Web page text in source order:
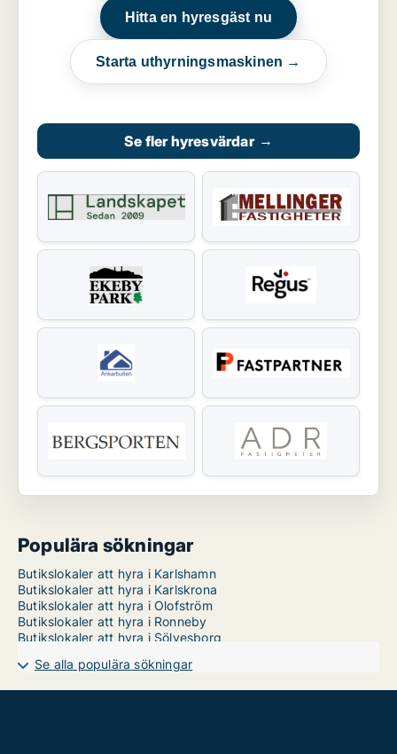
Hitta en hyresgäst nu
Starta uthyrningsmaskinen →
Se fler hyresvärdar →
Populära sökningar
Butikslokaler att hyra i Karlshamn
Butikslokaler att hyra i Karlskrona
Butikslokaler att hyra i Olofström
Butikslokaler att hyra i Ronneby
Butikslokaler att hyra i Sölvesborg
Se alla populära sökningar